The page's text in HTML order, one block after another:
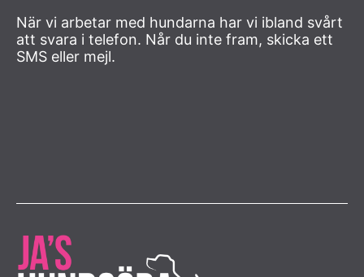
När vi arbetar med hundarna har vi ibland svårt
att svara i telefon. Når du inte fram, skicka ett
SMS eller mejl.